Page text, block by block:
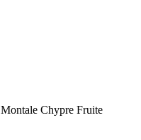
Montale Chypre Fruite